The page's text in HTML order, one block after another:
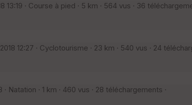
13:19 · Course à pied · 5 km · 564 vus · 36
12:27 · Cyclotourisme · 23 km · 540 vus · 24
· Natation · 1 km · 460 vus · 28 téléchargements ·